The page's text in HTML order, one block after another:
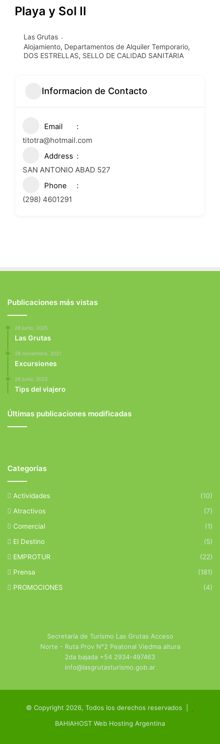
Playa y Sol II
Las Grutas
Alojamiento, Departamentos de Alquiler Temporario,
DOS ESTRELLAS, SELLO DE CALIDAD SANITARIA
Informacion de Contacto
Email
titotra@hotmail.com
Address
SAN ANTONIO ABAD 527
Phone
(298) 4601291
Publicaciones más vistas
28 junio, 2025
Las Grutas
28 noviembre, 2021
Excursiones
28 junio, 2025
Tips del viajero
Últimas publicaciones modificadas
Categorías
Actividades
(10)
Atractivos
(7)
Comercial
(1)
El Destino
(5)
EMPROTUR
(22)
Prensa
(181)
PROMOCIONES
(4)
Secretaría de Turismo Las Grutas Acceso
Norte - Ruta Prov N°2 Peatonal Viedma altura
2da bajada +54 2934-497463
info@lasgrutasturismo.gob.ar
© Copyright 2026, Todos los derechos reservados |
BAHIAHOST Web Hosting Argentina